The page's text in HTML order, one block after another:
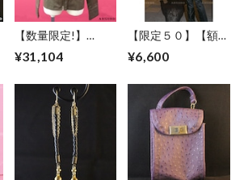
【数量限定!】
カーキ KHAKI レデ
サード THUNDR
BOLT（K）
¥31,104
【限定５０】【額セ
ートポスター
３サイズ ART デザ
イン 優先道路 道路
標識 通天閣 妖怪 フ
ァションフォト 影
女 エディションナ
ンバー入り アブサ
ード
¥6,600